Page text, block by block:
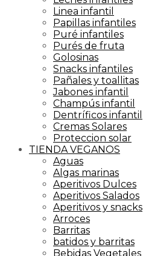
Linea infantil
Papillas infantiles
Puré infantiles
Purés de fruta
Golosinas
Snacks infantiles
Pañales y toallitas
Jabones infantil
Champús infantil
Dentríficos infantil
Cremas Solares
Proteccion solar
TIENDA VEGANOS
Aguas
Algas marinas
Aperitivos Dulces
Aperitivos Salados
Aperitivos y snacks
Arroces
Barritas
batidos y barritas
Bebidas Vegetales